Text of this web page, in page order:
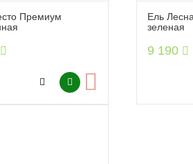
Премиум
Ель
зеленая
9 190